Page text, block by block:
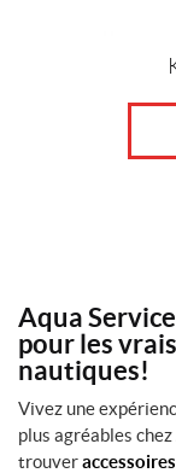
Aqua
pour les
nautiques!
Vivez une
plus agréables
trouveraccessoires